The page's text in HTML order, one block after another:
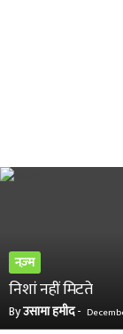
नज़्म
निशां नहीं मिटते
Byउसामा हमीद-